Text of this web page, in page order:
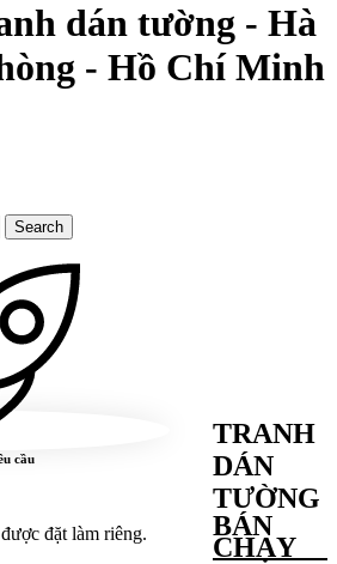
dán tường - Hà
- Hồ Chí Minh
cầu
đặt làm riêng.
TRANH
DÁN
TƯỜNG
BÁN
CHẠY